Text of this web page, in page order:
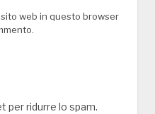
web in questo browser
per ridurre lo spam.